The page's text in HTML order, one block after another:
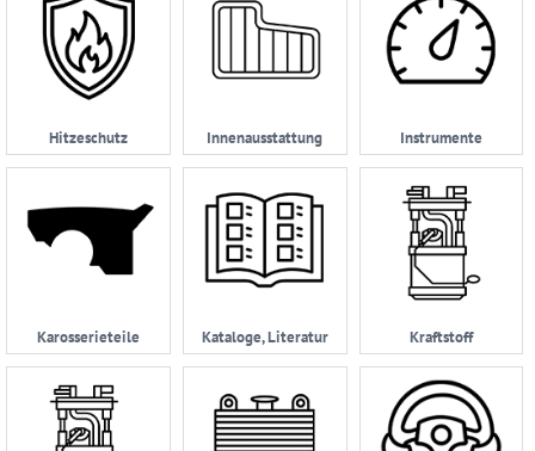
Datenschutzerklärung
962114
Hitzeschutz Innenausstattung Instrumente
Karosserieteile Kataloge, Literatur Kraftstoff